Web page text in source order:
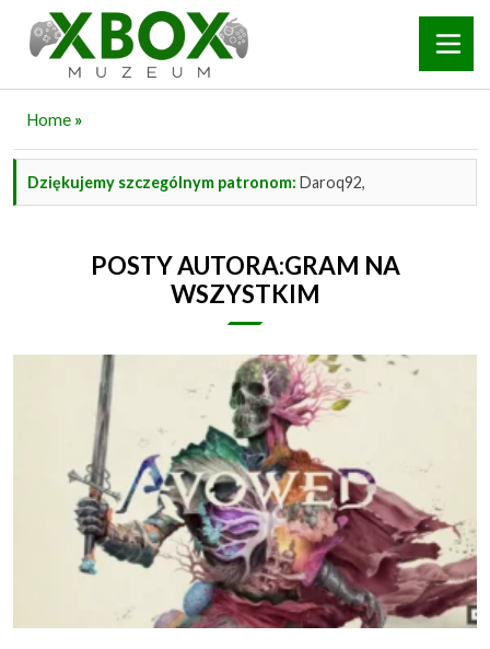
Home »
Dziękujemy szczególnym patronom: Daroq92,
POSTY AUTORA:GRAM NA
WSZYSTKIM